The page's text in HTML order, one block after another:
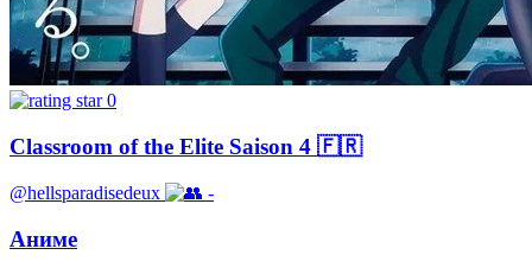
0
Classroom of the Elite Saison 4 🇫🇷
@hellsparadisedeux -
Аниме